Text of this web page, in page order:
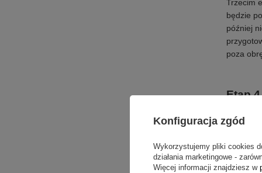
Trzecim
będzie
później
poza
Etap
cytat
ilość
warstwę
trawnik.
Konfiguracja zgód
Wykorzystujemy pliki cookies
działania marketingowe -
Więcej informacji znajdziesz w